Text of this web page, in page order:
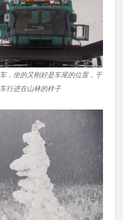
，坐的又刚好是车尾的位置，于
行进在山林的样子